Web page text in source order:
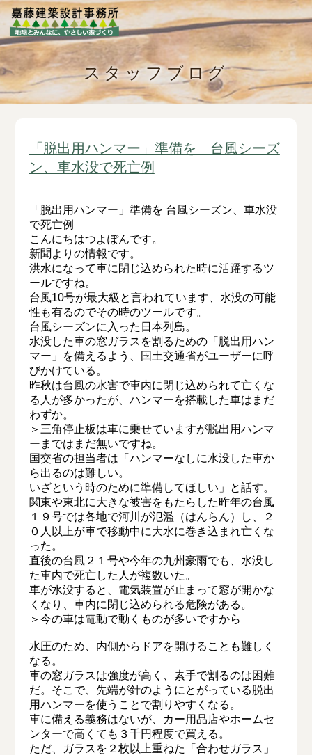
スタッフブログ
「脱出用ハンマー」準備を 台風シーズ
ン、車水没で死亡例
「脱出用ハンマー」準備を 台風シーズン、車水没
で死亡例
こんにちはつよぽんです。
新聞よりの情報です。
洪水になって車に閉じ込められた時に活躍するツ
ールですね。
台風10号が最大級と言われています、水没の可能
性も有るのでその時のツールです。
台風シーズンに入った日本列島。
水没した車の窓ガラスを割るための「脱出用ハン
マー」を備えるよう、国土交通省がユーザーに呼
びかけている。
昨秋は台風の水害で車内に閉じ込められて亡くな
る人が多かったが、ハンマーを搭載した車はまだ
わずか。
＞三角停止板は車に乗せていますが脱出用ハンマ
ーまではまだ無いですね。
国交省の担当者は「ハンマーなしに水没した車か
ら出るのは難しい。
いざという時のために準備してほしい」と話す。
関東や東北に大きな被害をもたらした昨年の台風
１９号では各地で河川が氾濫（はんらん）し、２
０人以上が車で移動中に大水に巻き込まれ亡くな
った。
直後の台風２１号や今年の九州豪雨でも、水没し
た車内で死亡した人が複数いた。
車が水没すると、電気装置が止まって窓が開かな
くなり、車内に閉じ込められる危険がある。
＞今の車は電動で動くものが多いですから
水圧のため、内側からドアを開けることも難しく
なる。
車の窓ガラスは強度が高く、素手で割るのは困難
だ。そこで、先端が針のようにとがっている脱出
用ハンマーを使うことで割りやすくなる。
車に備える義務はないが、カー用品店やホームセ
ンターで高くても３千円程度で買える。
ただ、ガラスを２枚以上重ねた「合わせガラス」